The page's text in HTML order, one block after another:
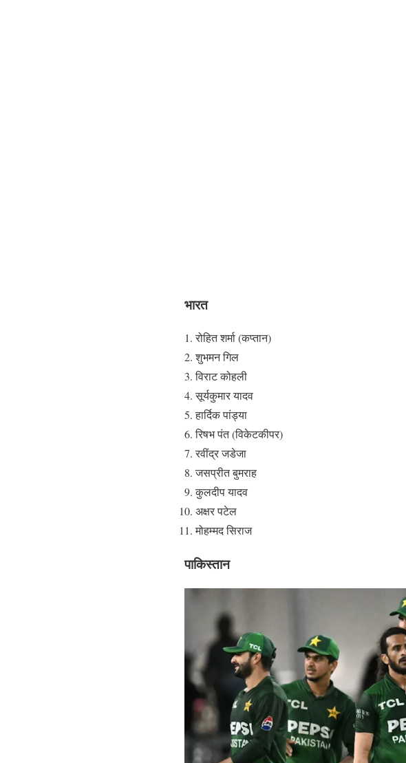
भारत
रोहित शर्मा (कप्तान)
शुभमन गिल
विराट कोहली
सूर्यकुमार यादव
हार्दिक पांड्या
रिषभ पंत (विकेटकीपर)
रवींद्र जडेजा
जसप्रीत बुमराह
कुलदीप यादव
अक्षर पटेल
मोहम्मद सिराज
पाकिस्तान